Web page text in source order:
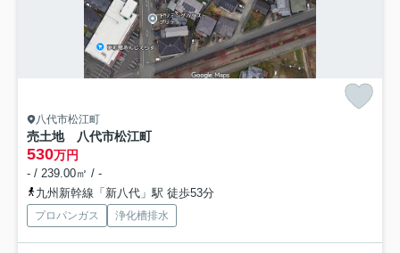
八代市松江町
売土地 八代市松江町
530万円
- / 239.00㎡ / -
九州新幹線「新八代」駅 徒歩53分
プロパンガス 浄化槽排水